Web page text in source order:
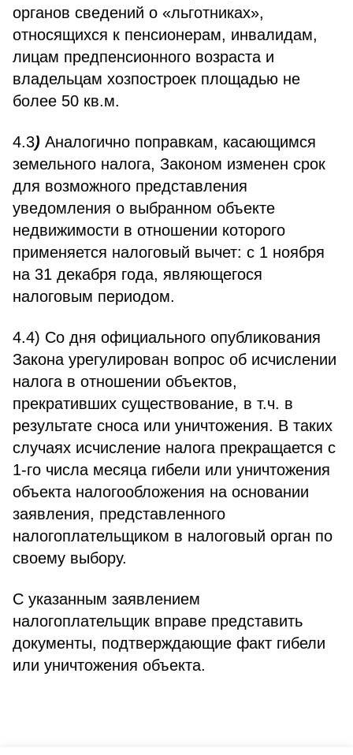
органов сведений о «льготниках»,
относящихся к пенсионерам, инвалидам,
лицам предпенсионного возраста и
владельцам хозпостроек площадью не
более 50 кв.м.
4.3) Аналогично поправкам, касающимся
земельного налога, Законом изменен срок
для возможного представления
уведомления о выбранном объекте
недвижимости в отношении которого
применяется налоговый вычет: с 1 ноября
на 31 декабря года, являющегося
налоговым периодом.
4.4) Со дня официального опубликования
Закона урегулирован вопрос об исчислении
налога в отношении объектов,
прекративших существование, в т.ч. в
результате сноса или уничтожения. В таких
случаях исчисление налога прекращается с
1-го числа месяца гибели или уничтожения
объекта налогообложения на основании
заявления, представленного
налогоплательщиком в налоговый орган по
своему выбору.
С указанным заявлением
налогоплательщик вправе представить
документы, подтверждающие факт гибели
или уничтожения объекта.